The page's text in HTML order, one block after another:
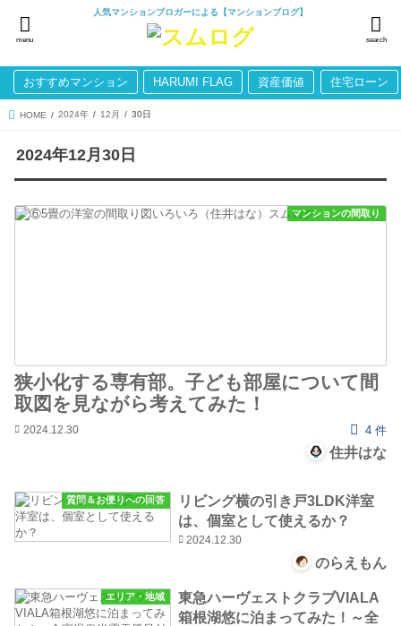
人気マンションブロガーによる【マンションブログ】
search
menu
おすすめマンション HARUMI FLAG 資産価値 住宅ローン
HOME 2024年 12月 30日
2024年12月30日
マンションの間取り
狭小化する専有部。子ども部屋について間
取図を見ながら考えてみた！
2024.12.30 4 件
住井はな
質問＆お便りへの回答
リビング横の引き戸3LDK洋室
は、個室として使えるか？
2024.12.30
のらえもん
エリア・地域
東急ハーヴェストクラブVIALA
箱根湖悠に泊まってみた！～全